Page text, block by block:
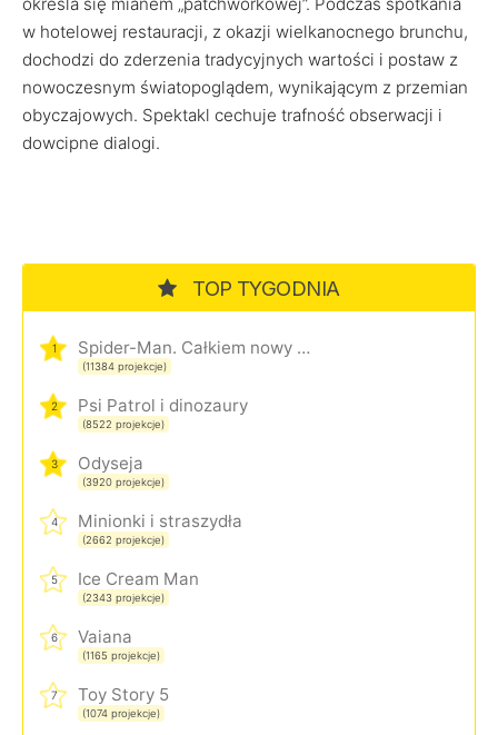
w hotelowej restauracji, z okazji wielkanocnego brunchu,
dochodzi do zderzenia tradycyjnych wartości i postaw z
nowoczesnym światopoglądem, wynikającym z przemian
obyczajowych. Spektakl cechuje trafność obserwacji i
dowcipne dialogi.
TOP TYGODNIA
1 Spider-Man. Całkiem nowy dzień
(11384 projekcje)
2 Psi Patrol i dinozaury
(8522 projekcje)
3 Odyseja
(3920 projekcje)
4 Minionki i straszydła
(2662 projekcje)
5 Ice Cream Man
(2343 projekcje)
6 Vaiana
(1165 projekcje)
7 Toy Story 5
(1074 projekcje)